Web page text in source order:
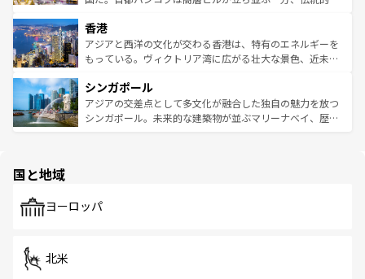
とつ。フォーやバインミー、ベトナムコーヒーなどは、ぜ
ひ現地で味わいたい。どの地域を訪れてもあたたかい人々
が旅行者を迎えてくれるので、きっと忘れられない旅にな
参照してほしい。
の活気が交差している。北部ではチェンマイなどの山岳地
帯で自然と触れ合い、南部ではプーケットやクラビの美し
いビーチでリゾート気分を楽しむことができる。タイ料理
激する。気候は一年中温暖で、どの季節にも異なる楽しみ
が待っている。親しみやすいタイの人々、仏教を中心とし
た文化、そして多様な観光資源が、訪れる旅人を魅了し続
香港
アジアと西洋の文化が交わる香港は、特有のエネルギーを
もっている。ヴィクトリア湾に広がる壮大な景色、近未来
み、どこを訪れても感動するはず。観光スポットが密集し
ており、効率よく見どころを回れるのも魅力。息をのむよ
うな絶景から文化的な体験まで、香港を存分に楽しみ尽く
シンガポール
アジアの交差点として多文化が融合した独自の魅力を放つ
シンガポール。未来的な建築物が並ぶマリーナベイ、歴史
で、ホーカーズは地元の風情を楽しめる外せないスポット
国と地域
ヨーロッパ
北米